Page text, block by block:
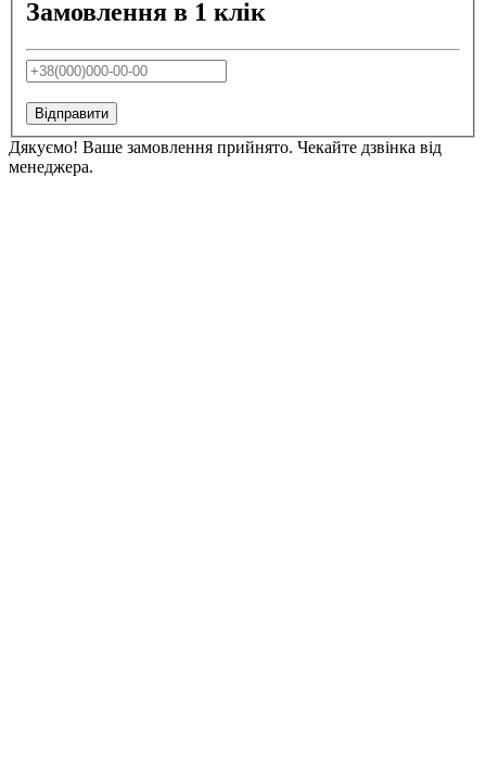
Замовлення в 1 клік
Відправити
Дякуємо! Ваше замовлення прийнято. Чекайте дзвінка від
менеджера.